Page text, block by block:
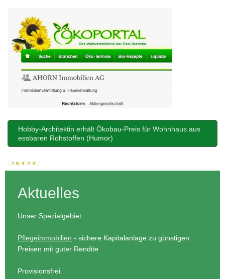
Hobby-Architektin erhält Ökobau-Preis für Wohnhaus aus
essbaren Rohstoffen (Humor)
Aktuelles
Unser Spezialgebiet:
Pflegeimmobilien - sichere Kapitalanlage zu günstigen
Preisen mit guter Rendite
Provisionsfrei.